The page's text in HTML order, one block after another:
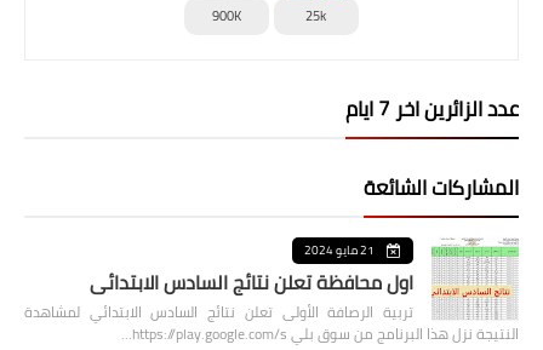
25k
900K
عدد الزائرين اخر 7 ايام
المشاركات الشائعة
21 مايو 2024
اول محافظة تعلن نتائج السادس الابتدائي
تربية الرصافة الأولى تعلن نتائج السادس الابتدائي لمشاهدة
النتيجة نزل هذا البرنامج من سوق بلي https://play.google.com/s…